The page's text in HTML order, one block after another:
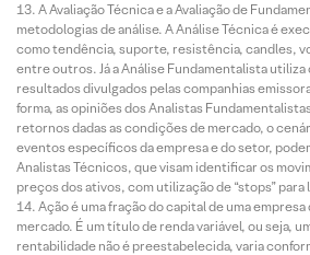
A Avaliação Técnica e a Avaliação de
metodologias de análise. A Análise Técnica é
como tendência, suporte, resistência, candles,
entre outros. Já a Análise Fundamentalista utiliza
resultados divulgados pelas companhias
forma, as opiniões dos Analistas
retornos dadas as condições de mercado, o
eventos específicos da empresa e do setor,
Analistas Técnicos, que visam identificar os
preços dos ativos, com utilização de “stops”
Ação é uma fração do capital de uma
mercado. É um título de renda variável, ou seja,
rentabilidade não é preestabelecida, varia